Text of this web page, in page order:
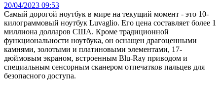
20/04/2023 09:53
Самый дорогой ноутбук в мире на текущий момент - это 10-
килограммовый ноутбук Luvaglio. Его цена составляет более 1
миллиона долларов США. Кроме традиционной
функциональности ноутбука, он оснащен драгоценными
камнями, золотыми и платиновыми элементами, 17-
дюймовым экраном, встроенным Blu-Ray приводом и
специальным сенсорным сканером отпечатков пальцев для
безопасного доступа.